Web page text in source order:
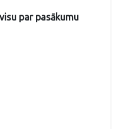
par pasākumu